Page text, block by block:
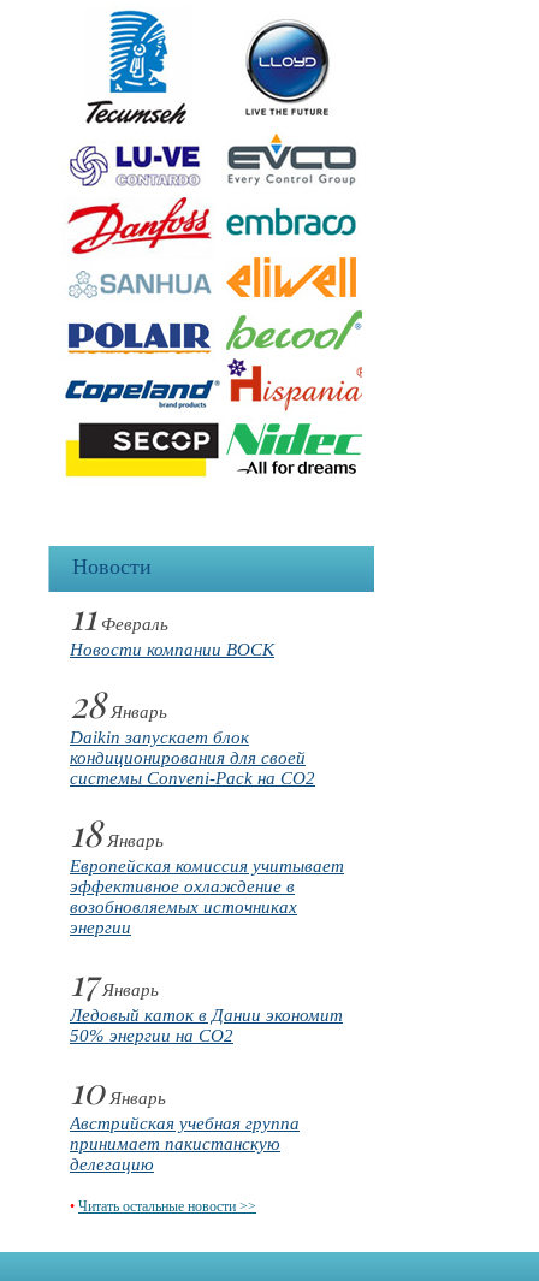
Новости
11 Февраль
Новости компании BOCK
28Январь
Daikin запускает блок
кондиционирования для своей
системы Conveni-Pack на CO2
18Январь
Европейская комиссия учитывает
эффективное охлаждение в
возобновляемых источниках
энергии
17Январь
Ледовый каток в Дании экономит
50% энергии на CO2
10Январь
Австрийская учебная группа
принимает пакистанскую
делегацию
• Читать остальные новости >>